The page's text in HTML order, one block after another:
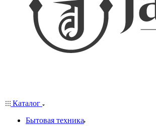
Каталог
Бытовая техника